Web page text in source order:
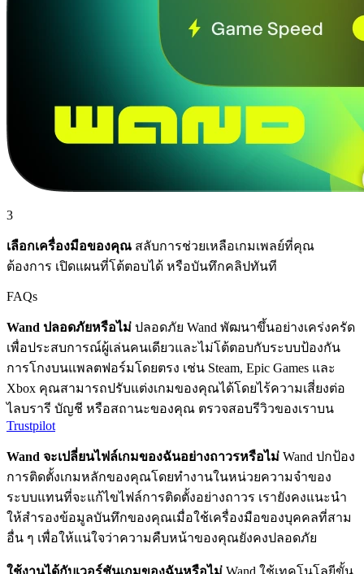
3
เลือกเครื่องมือของคุณ สลับการช่วยเหลือเกมเพลย์ที่คุณ
ต้องการ เปิดแผนที่โต้ตอบได้ หรือบันทึกคลิปทันที
FAQs
Wand ปลอดภัยหรือไม่ ปลอดภัย Wand พัฒนาขึ้นอย่างเคร่งครัด
เพื่อประสบการณ์ผู้เล่นคนเดียวและไม่โต้ตอบกับระบบป้องกัน
การโกงบนแพลตฟอร์มโดยตรง เช่น Steam, Epic Games และ
Xbox คุณสามารถปรับแต่งเกมของคุณได้โดยไร้ความเสี่ยงต่อ
ไลบรารี บัญชี หรือสถานะของคุณ ตรวจสอบรีวิวของเราบน
Trustpilot
Wand จะเปลี่ยนไฟล์เกมของฉันอย่างถาวรหรือไม่ Wand ปกป้อง
การติดตั้งเกมหลักของคุณโดยทำงานในหน่วยความจำของ
ระบบแทนที่จะแก้ไขไฟล์การติดตั้งอย่างถาวร เรายังคงแนะนำ
ให้สำรองข้อมูลบันทึกของคุณเมื่อใช้เครื่องมือของบุคคลที่สาม
อื่น ๆ เพื่อให้แน่ใจว่าความคืบหน้าของคุณยังคงปลอดภัย
ใช้งานได้กับเวอร์ชันเกมของฉันหรือไม่ Wand ใช้เทคโนโลยีขั้น